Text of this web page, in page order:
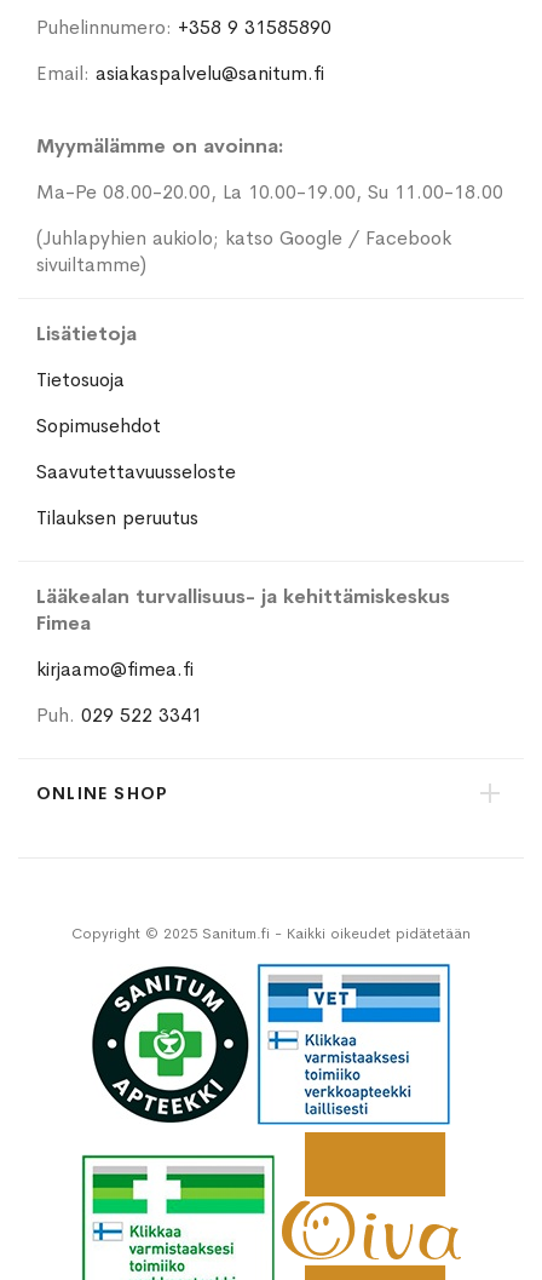
Puhelinnumero: +358 9 31585890
Email: asiakaspalvelu@sanitum.fi
Myymälämme on avoinna:
Ma-Pe 08.00-20.00, La 10.00-19.00, Su 11.00-18.00
(Juhlapyhien aukiolo; katso Google / Facebook
sivuiltamme)
Lisätietoja
Tietosuoja
Sopimusehdot
Saavutettavuusseloste
Tilauksen peruutus
Lääkealan turvallisuus- ja kehittämiskeskus
Fimea
kirjaamo@fimea.fi
Puh. 029 522 3341
ONLINE SHOP
Copyright © 2025 Sanitum.fi - Kaikki oikeudet pidätetään